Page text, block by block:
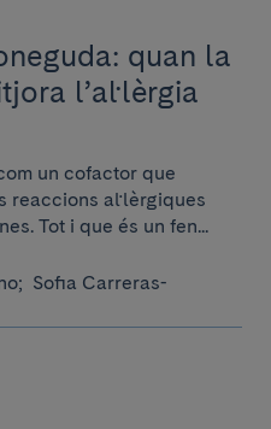
quan la
l’al·lèrgia
un cofactor que
reaccions al·lèrgiques
Tot i que és un fen...
Sofia Carreras-